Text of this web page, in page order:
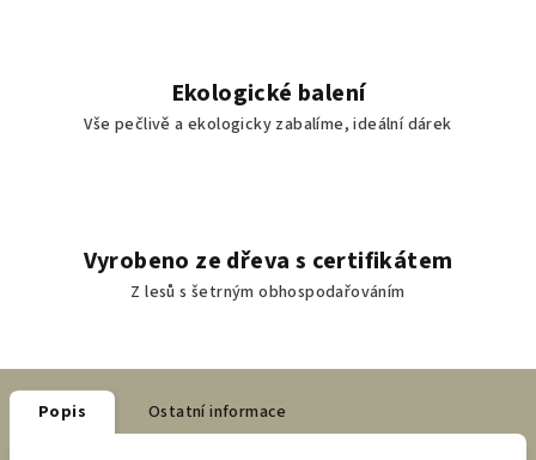
Ekologické balení
Vše pečlivě a ekologicky zabalíme, ideální dárek
Vyrobeno ze dřeva s certifikátem
Z lesů s šetrným obhospodařováním
Popis Ostatní informace